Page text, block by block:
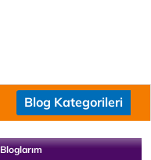
Blog Kategorileri
Bloglarım